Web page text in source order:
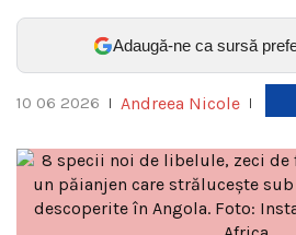
Adaugă-ne ca sursă
10 06 2026 Andreea Nicole